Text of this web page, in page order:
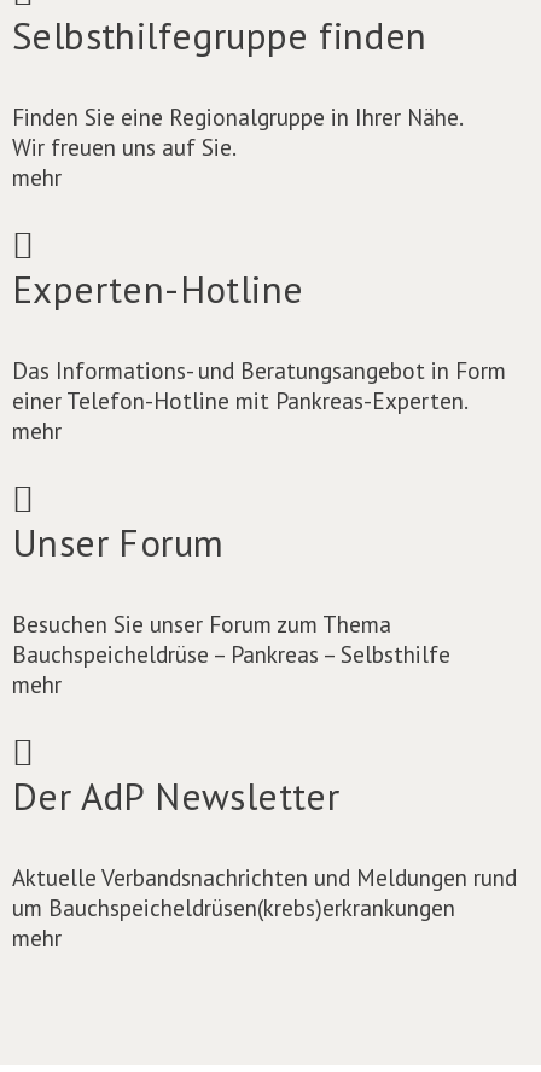
Selbsthilfegruppe finden
Finden Sie eine Regionalgruppe in Ihrer Nähe.
Wir freuen uns auf Sie.
mehr
Experten-Hotline
Das Informations- und Beratungsangebot in Form
einer Telefon-Hotline mit Pankreas-Experten.
mehr
Unser Forum
Besuchen Sie unser Forum zum Thema
Bauchspeicheldrüse – Pankreas – Selbsthilfe
mehr
Der AdP Newsletter
Aktuelle Verbandsnachrichten und Meldungen rund
um Bauchspeicheldrüsen(krebs)erkrankungen
mehr